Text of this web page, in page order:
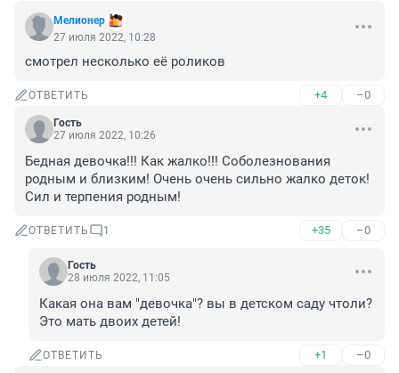
Мелионер
27 июля 2022, 10:28
смотрел несколько её роликов
ОТВЕТИТЬ +4 –0
Гость
27 июля 2022, 10:26
Бедная девочка!!! Как жалко!!! Соболезнования
родным и близким! Очень очень сильно жалко деток!
Сил и терпения родным!
ОТВЕТИТЬ 1 +35 –0
Гость
28 июля 2022, 11:05
Какая она вам "девочка"? вы в детском саду чтоли?
Это мать двоих детей!
ОТВЕТИТЬ +1 –0